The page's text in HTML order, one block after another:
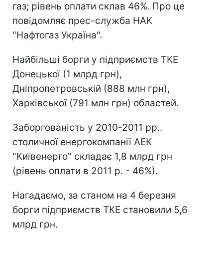
газ; рівень оплати склав 46%. Про це
повідомляє прес-служба НАК
"Нафтогаз Україна".
Найбільші борги у підприємств ТКЕ
Донецької (1 млрд грн),
Дніпропетровській (888 млн грн),
Харківської (791 млн грн) областей.
Заборгованість у 2010-2011 рр..
столичної енергокомпанії АЕК
"Київенерго" складає 1,8 млрд грн
(рівень оплати в 2011 р. - 46%).
Нагадаємо, за станом на 4 березня
борги підприємств ТКЕ становили 5,6
млрд грн.